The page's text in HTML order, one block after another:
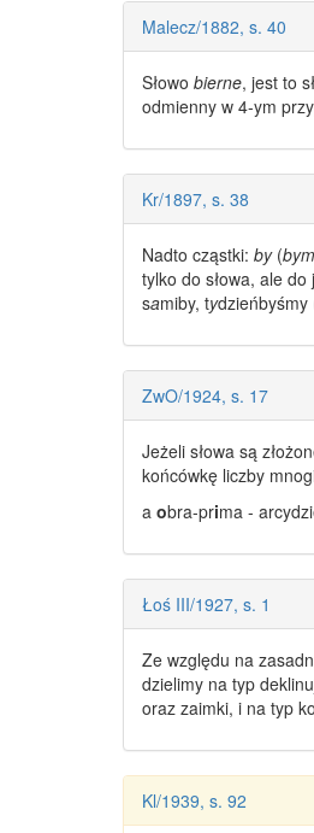
Malecz/1882, s. 40
Słowo bierne, jest to
odmienny w 4-ym
Kr/1897, s. 38
Nadto cząstki: by(
tylko do słowa, ale
samiby, tydzieńbyśmy
ZwO/1924, s. 17
Jeżeli słowa są
końcówkę liczby
a obra-prima -
Łoś III/1927, s. 1
Ze względu na
dzielimy na typ
oraz zaimki, i na typ
Kl/1939, s. 92